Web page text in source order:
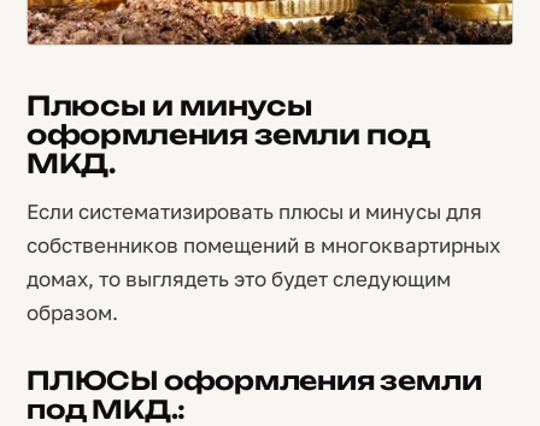
Плюсы и минусы
оформления земли под
МКД.
Если систематизировать плюсы и минусы для
собственников помещений в многоквартирных
домах, то выглядеть это будет следующим
образом.
ПЛЮСЫ оформления земли
под МКД.: